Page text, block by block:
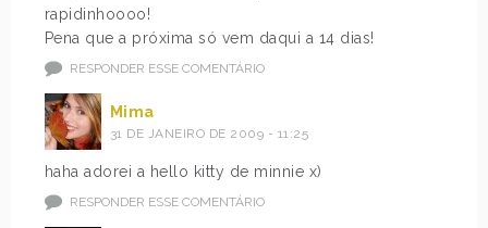
rapidinhoooo!
Pena que a próxima só vem daqui a 14 dias!
RESPONDER ESSE COMENTÁRIO
Mima
31 DE JANEIRO DE 2009 - 11:25
haha adorei a hello kitty de minnie x)
RESPONDER ESSE COMENTÁRIO